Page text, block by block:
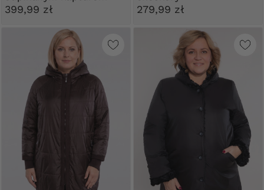
399,99 zł 279,99 zł